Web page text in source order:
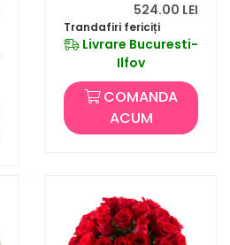
524.00 LEI
Trandafiri fericiți
Livrare Bucuresti-
Ilfov
COMANDA
ACUM